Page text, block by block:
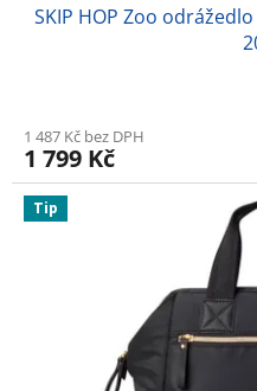
SKIP HOP Zoo
1 487 Kč bez DPH
1 799 Kč
Tip